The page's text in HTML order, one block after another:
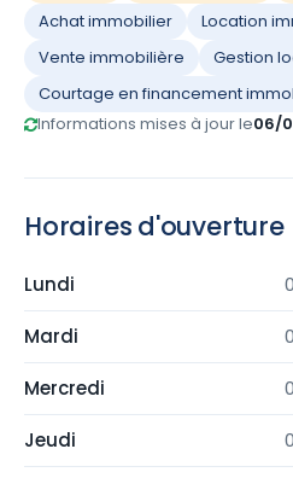
Achat immobilier
Location
Vente immobilière
Gestion
Courtage en financement
Informations mises à jour le06/
Horaires d'ouverture
Lundi
Mardi
Mercredi
Jeudi